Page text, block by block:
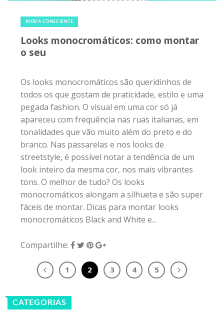
MODA CONSCIENTE
Looks monocromáticos: como montar
o seu
Os looks monocromáticos são queridinhos de
todos os que gostam de praticidade, estilo e uma
pegada fashion. O visual em uma cor só já
apareceu com frequência nas ruas italianas, em
tonalidades que vão muito além do preto e do
branco. Nas passarelas e nos looks de
streetstyle, é possível notar a tendência de um
look inteiro da mesma cor, nos mais vibrantes
tons. O melhor de tudo? Os looks
monocromáticos alongam a silhueta e são super
fáceis de montar. Dicas para montar looks
monocromáticos Black and White e...
Compartilhe:
1 2 3 4 5
CATEGORIAS